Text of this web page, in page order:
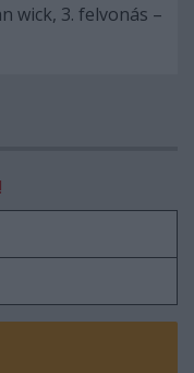
wick, 3. felvonás –